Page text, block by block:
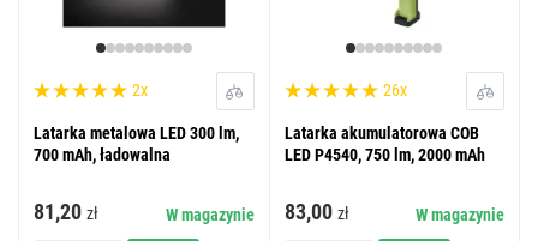
2x
Latarka metalowa LED 300 lm,
700 mAh, ładowalna
81,20 zł W magazynie
26x
Latarka akumulatorowa COB
LED P4540, 750 lm, 2000 mAh
83,00 zł W magazynie